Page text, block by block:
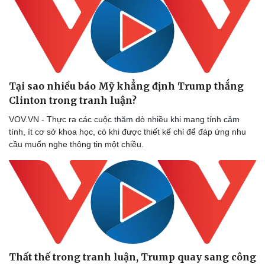
Sức khỏe
Dinh dưỡng - món ngon
Cây thuốc
Sản phụ khoa
Làm đẹp - giảm cân
Phòng mạch online
Đời sống
Nhà đẹp
Blog
Tình yêu - Gia đình
Tại sao nhiều báo Mỹ khẳng định Trump thắng
Clinton trong tranh luận?
VOV.VN - Thực ra các cuộc thăm dò nhiều khi mang tính cảm
tính, ít cơ sở khoa học, có khi được thiết kế chỉ để đáp ứng nhu
cầu muốn nghe thông tin một chiều.
Thất thế trong tranh luận, Trump quay sang công